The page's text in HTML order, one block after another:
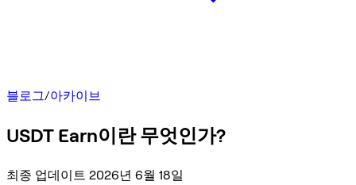
블로그/아카이브
USDT Earn이란 무엇인가?
최종 업데이트 2026년 6월 18일